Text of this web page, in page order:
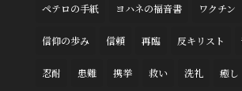
ペテロの手紙 ヨハネの福音書 ワクチン
信仰の歩み 信頼 再臨 反キリスト
忍耐 患難 携挙 救い 洗礼 癒し